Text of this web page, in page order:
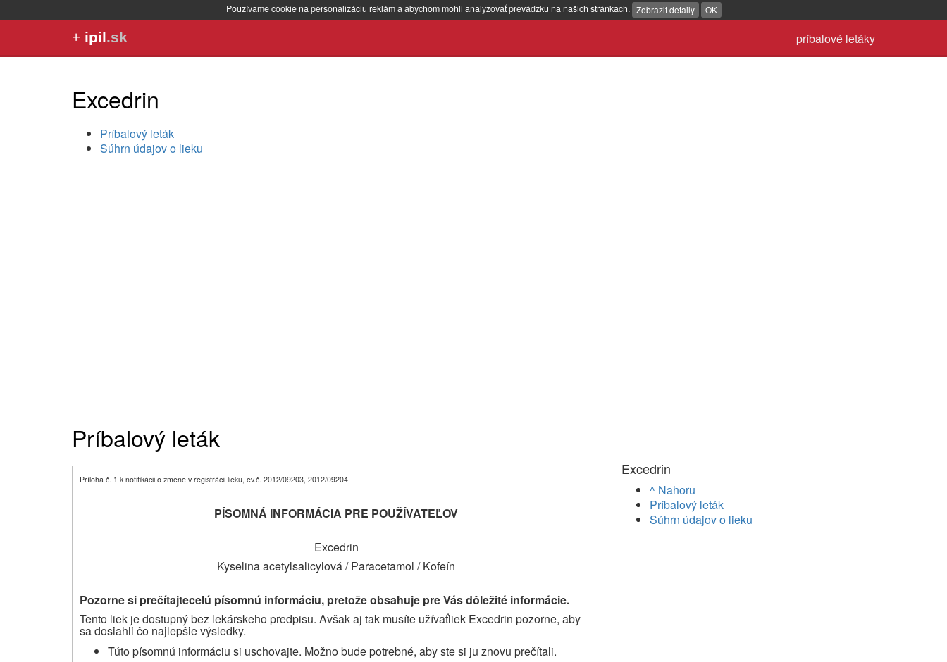
Používame cookie na personalizáciu reklám a abychom mohli analyzovať prevádzku na našich stránkach. Zobrazit detaily OK
príbalové letáky
+ ipil.sk
Excedrin
Príbalový leták
Súhrn údajov o lieku
Príbalový leták
Príloha č. 1 k notifikácii o zmene v registrácii lieku, ev.č. 2012/09203, 2012/09204
PÍSOMNÁ INFORMÁCIA PRE POUŽÍVATEĽOV
Excedrin
Kyselina acetylsalicylová / Paracetamol / Kofeín
Pozorne si prečítajtecelú písomnú informáciu, pretože obsahuje pre Vás dôležité informácie.
Tento liek je dostupný bez lekárskeho predpisu. Avšak aj tak musíte užívaťliek Excedrin pozorne, aby
sa dosiahli čo najlepšie výsledky.
Túto písomnú informáciu si uschovajte. Možno bude potrebné, aby ste si ju znovu prečítali.
Excedrin
^ Nahoru
Príbalový leták
Súhrn údajov o lieku